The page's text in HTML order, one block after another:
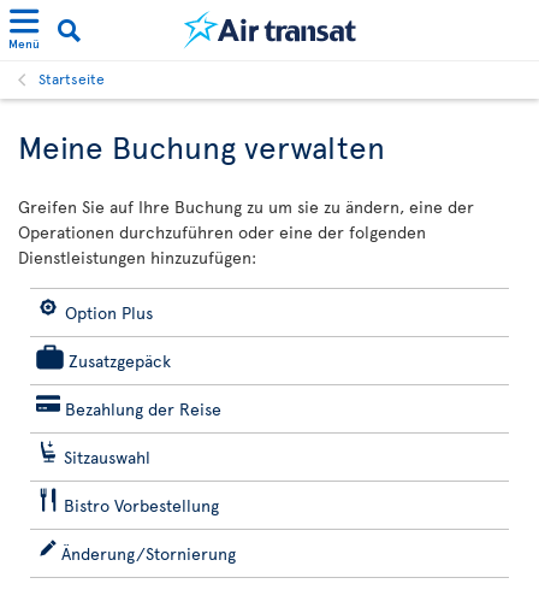
Menü
Startseite
Meine Buchung verwalten
Greifen Sie auf Ihre Buchung zu um sie zu ändern, eine der
Operationen durchzuführen oder eine der folgenden
Dienstleistungen hinzuzufügen:
Option Plus
Zusatzgepäck
Bezahlung der Reise
Sitzauswahl
Bistro Vorbestellung
Änderung/Stornierung